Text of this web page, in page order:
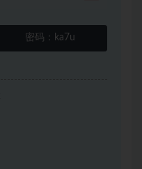
密码： ka7u